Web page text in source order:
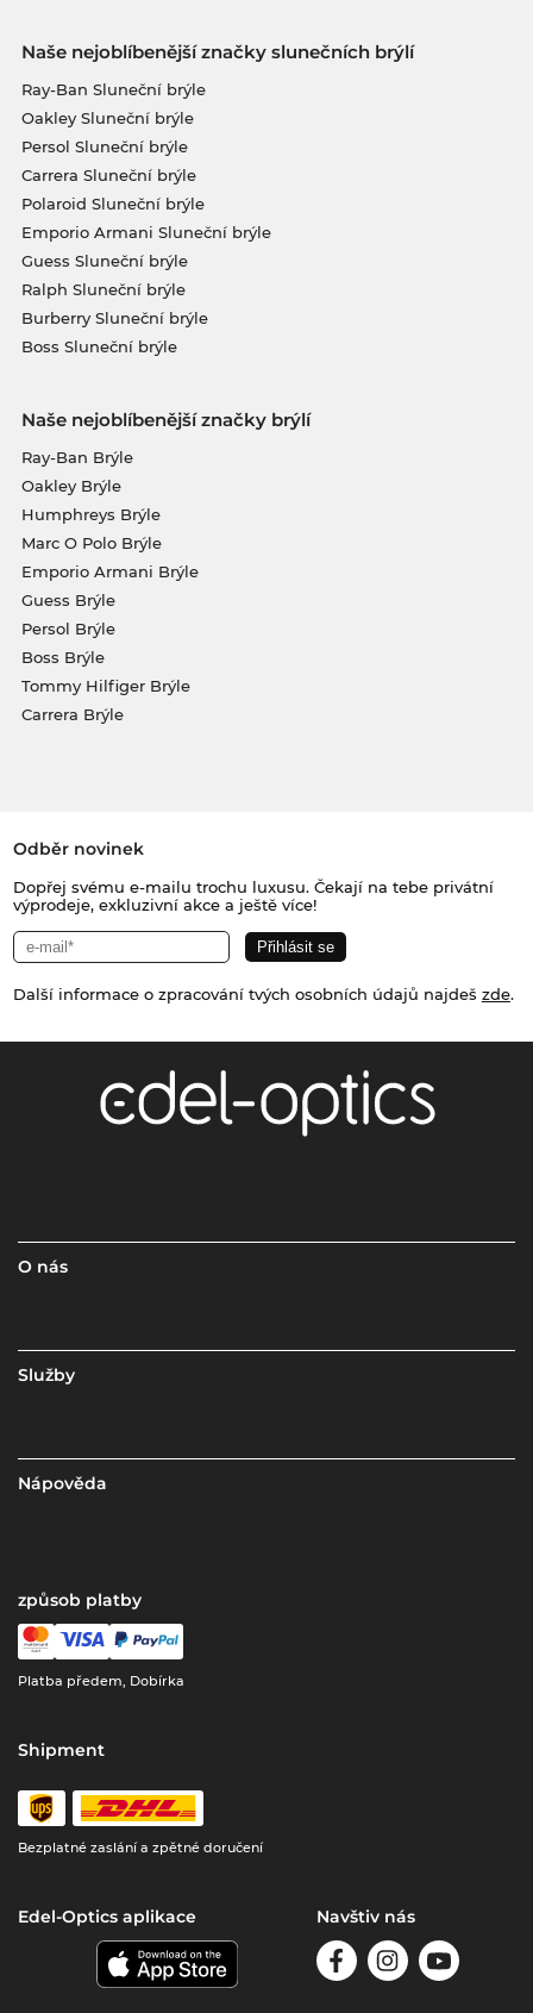
Naše nejoblíbenější značky slunečních brýlí
Ray-Ban Sluneční brýle
Oakley Sluneční brýle
Persol Sluneční brýle
Carrera Sluneční brýle
Polaroid Sluneční brýle
Emporio Armani Sluneční brýle
Guess Sluneční brýle
Ralph Sluneční brýle
Burberry Sluneční brýle
Boss Sluneční brýle
Naše nejoblíbenější značky brýlí
Ray-Ban Brýle
Oakley Brýle
Humphreys Brýle
Marc O Polo Brýle
Emporio Armani Brýle
Guess Brýle
Persol Brýle
Boss Brýle
Tommy Hilfiger Brýle
Carrera Brýle
Odběr novinek
Dopřej svému e-mailu trochu luxusu. Čekají na tebe privátní
výprodeje, exkluzivní akce a ještě více!
Další informace o zpracování tvých osobních údajů najdeš zde.
O nás
Služby
Nápověda
způsob platby
Platba předem, Dobírka
Shipment
Bezplatné zaslání a zpětné doručení
Edel-Optics aplikace Navštiv nás